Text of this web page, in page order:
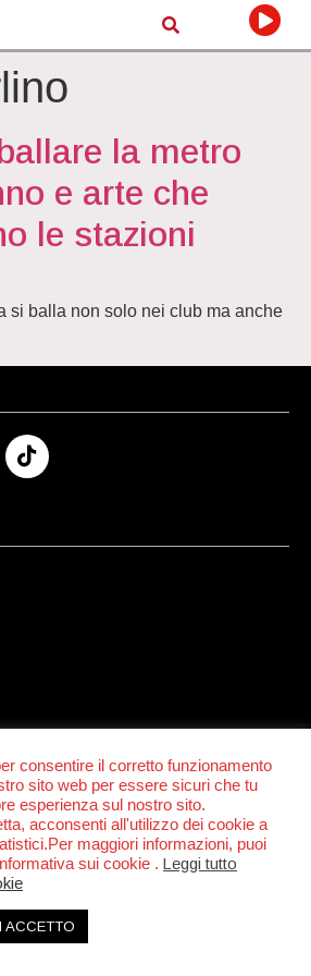
la metro
e arte che
le stazioni
si balla non solo nei club ma anche
e P.IVA 06157210631
consentire il corretto funzionamento
sito web per essere sicuri che tu
esperienza sul nostro sito.
acconsenti all'utilizzo dei cookie a
maggiori informazioni, puoi
sui cookie . Leggi tutto
ACCETTO